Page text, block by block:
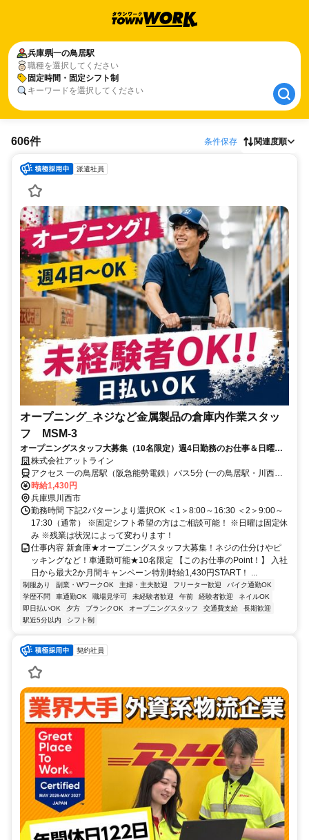
兵庫県一の鳥居駅
職種を選択してください
固定時間・固定シフト制
キーワードを選択してください
兵庫県一の鳥居駅
固定時間・固定シフト制
606件 条件保存 関連度順
派遣社員
オープニング_ネジなど金属製品の倉庫内作業スタッ
フ MSM-3
オープニングスタッフ大募集（10名限定）週4日勤務のお仕事＆日曜固
定休み＆！＃仕分けやシール貼りなどの倉庫作業★車通勤OK★未経験で
も安心！
株式会社アットライン
アクセス 一の鳥居駅（阪急能勢電鉄）バス5分 (一の鳥居駅・川西能
勢口駅（阪急百貨店前）から直通送迎バスあり） ※車・バイク通勤
OK
時給1,430円
兵庫県川西市
勤務時間 下記2パターンより選択OK ＜1＞8:00～16:30 ＜2＞9:00～
17:30（通常） ※固定シフト希望の方はご相談可能！ ※日曜は固定休
み ※残業は状況によって変わります！
仕事内容 新倉庫★オープニングスタッフ大募集！ネジの仕分けやピ
ッキングなど！車通勤可能★10名限定 【このお仕事のPoint！】 入社
日から最大2か月間キャンペーン特別時給1,430円START！ ...
制服あり 副業・WワークOK 主婦・主夫歓迎 フリーター歓迎
バイク通勤OK
学歴不問
車通勤OK 職場見学可 未経験者歓迎 午前 経験者歓迎
ネイルOK
即日払いOK
夕方 ブランクOK オープニングスタッフ 交通費支給
長期歓迎
駅近5分以内
シフト制
契約社員